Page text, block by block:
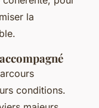
la
conditions.